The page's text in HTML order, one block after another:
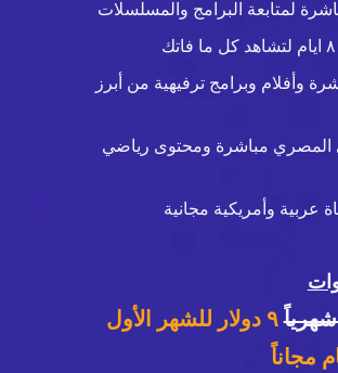
لمتابعة البرامج والمسلسلات
وأفلام وبرامج ترفيهية من أبرز
المصري مباشرة ومحتوى رياضي
٩ دولار للشهر الأول
مجاناً